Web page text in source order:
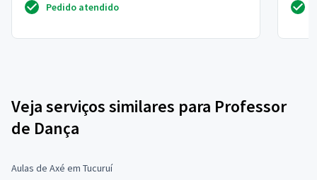
Pedido atendido
Veja serviços similares para Professor
de Dança
Aulas de Axé em Tucuruí